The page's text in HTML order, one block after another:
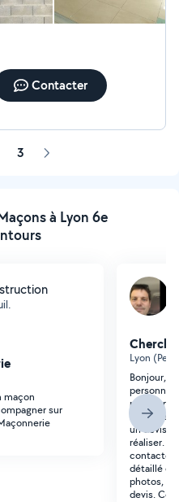
Contacter
3 Page
à Lyon 6e
maçon
sur
Lyon
Bonjour,
personne
petits
route de
un devis
réaliser.
contacter.
détaillé
photos,
devis.